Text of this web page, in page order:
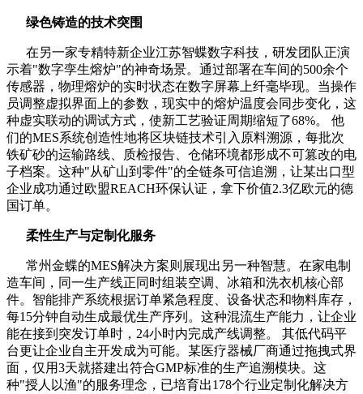
绿色铸造的技术突围
在另一家专精特新企业江苏智蝶数字科技，研发团队正演
示着"数字孪生熔炉"的神奇场景。通过部署在车间的500余个
传感器，物理熔炉的实时状态在数字屏幕上纤毫毕现。当操作
员调整虚拟界面上的参数，现实中的熔炉温度会同步变化，这
种虚实联动的调试方式，使新工艺验证周期缩短了68%。 他
们的MES系统创造性地将区块链技术引入原料溯源，每批次
铁矿砂的运输路线、质检报告、仓储环境都形成不可篡改的电
子档案。这种"从矿山到零件"的全链条可信追溯，让某出口型
企业成功通过欧盟REACH环保认证，拿下价值2.3亿欧元的德
国订单。
柔性生产与定制化服务
常州金蝶的MES解决方案则展现出另一种智慧。在家电制
造车间，同一生产线正同时组装空调、冰箱和洗衣机核心部
件。智能排产系统根据订单紧急程度、设备状态和物料库存，
每15分钟自动生成最优生产序列。这种混流生产能力，让企业
能在接到突发订单时，24小时内完成产线调整。 其低代码平
台更让企业自主开发成为可能。某医疗器械厂商通过拖拽式界
面，仅用3天就搭建出符合GMP标准的生产追溯模块。这
种"授人以渔"的服务理念，已培育出178个行业定制化解决方